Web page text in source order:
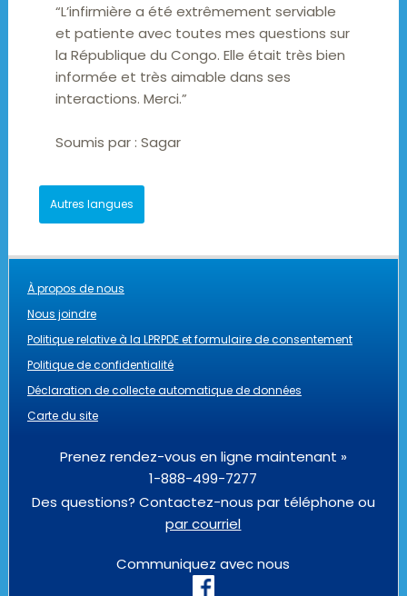
“L’infirmière a été extrêmement serviable
et patiente avec toutes mes questions sur
la République du Congo. Elle était très bien
informée et très aimable dans ses
interactions. Merci.”
Soumis par :Sagar
Autres langues
À propos de nous
Nous joindre
Politique relative à la LPRPDE et formulaire de consentement
Politique de confidentialité
Déclaration de collecte automatique de données
Carte du site
Prenez rendez-vous en ligne maintenant »
1-888-499-7277
Des questions? Contactez-nous par téléphone ou
par courriel
Communiquez avec nous